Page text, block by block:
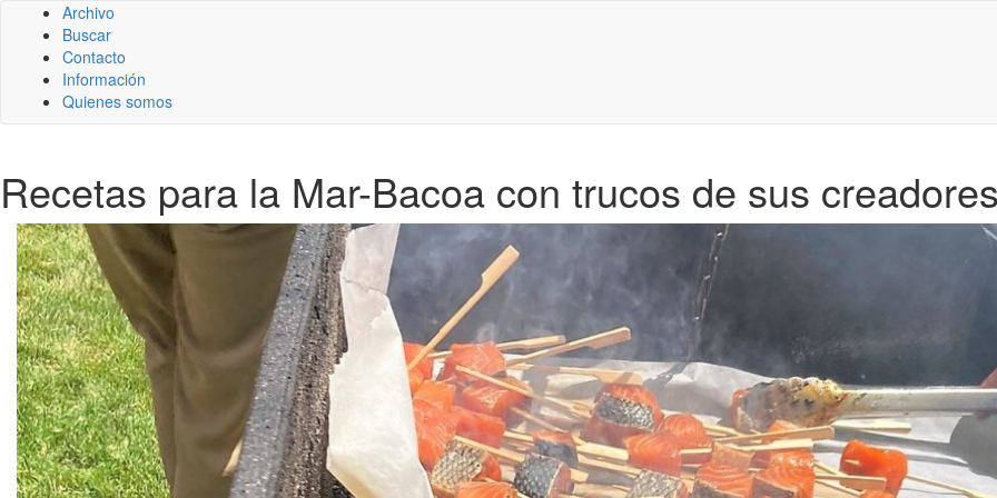
Archivo
Buscar
Contacto
Información
Quienes somos
Recetas para la Mar-Bacoa con trucos de sus